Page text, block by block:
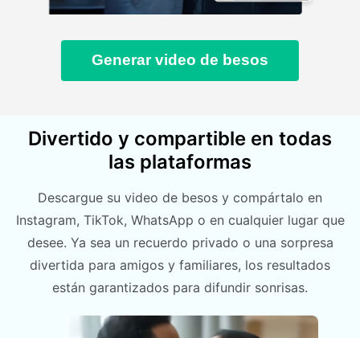
Generar video de besos
Divertido y compartible en todas
las plataformas
Descargue su video de besos y compártalo en
Instagram, TikTok, WhatsApp o en cualquier lugar que
desee. Ya sea un recuerdo privado o una sorpresa
divertida para amigos y familiares, los resultados
están garantizados para difundir sonrisas.